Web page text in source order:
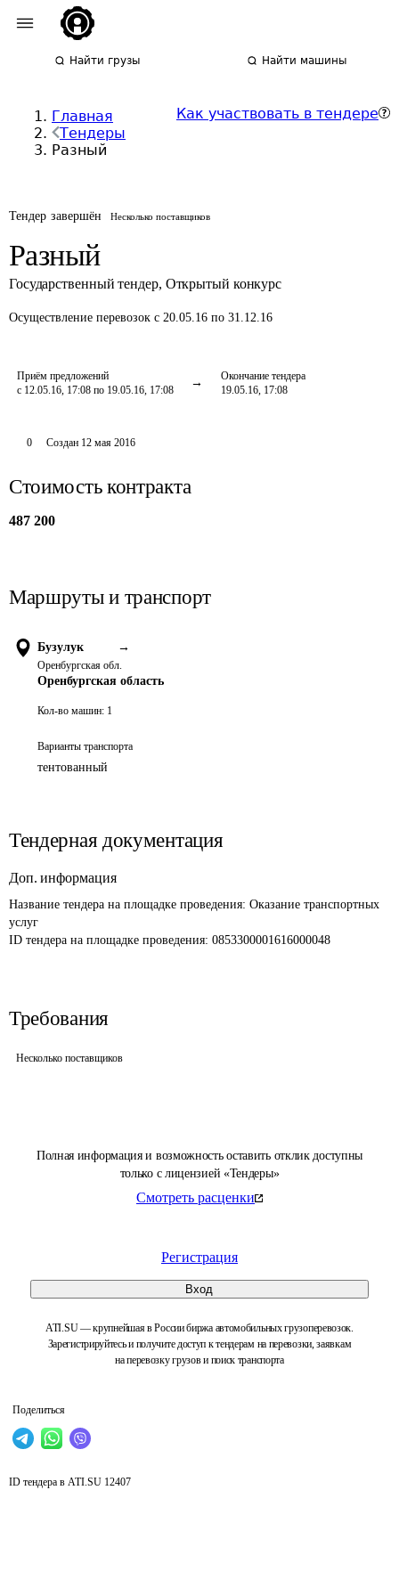
Найти грузы Найти машины
Главная
Тендеры
Разный
Как участвовать в тендере
Тендер завершён Несколько поставщиков
Разный
Государственный тендер, Открытый конкурс
Осуществление перевозок с 20.05.16 по 31.12.16
Приём предложений
с 12.05.16, 17:08 по 19.05.16, 17:08
Окончание тендера
19.05.16, 17:08
Полная информация и возможность оставить отклик доступны
только с лицензией «Тендеры»
Смотреть расценки
Регистрация
Вход
ATI.SU — крупнейшая в России биржа автомобильных грузоперевозок.
Зарегистрируйтесь и получите доступ к тендерам на перевозки, заявкам
на перевозку грузов и поиск транспорта
Поделиться
0 Создан 12 мая 2016
Стоимость контракта
487 200
Маршруты и транспорт
Бузулук →
Оренбургская обл.
Оренбургская область
Кол-во машин: 1
Варианты транспорта
тентованный
Тендерная документация
Доп. информация
Название тендера на площадке проведения: Оказание транспортных
услуг
ID тендера на площадке проведения: 0853300001616000048
Требования
Несколько поставщиков
ID тендера в ATI.SU 12407